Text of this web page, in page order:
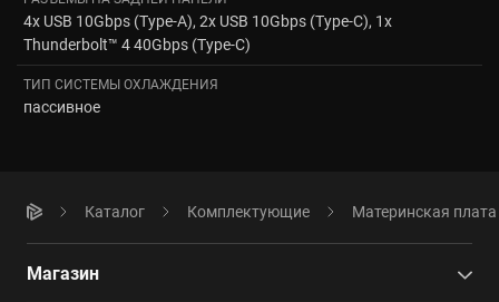
4x USB 10Gbps (Type-A), 2x USB 10Gbps (Type-C), 1x
Thunderbolt™ 4 40Gbps (Type-C)
ТИП СИСТЕМЫ ОХЛАЖДЕНИЯ
пассивное
Каталог Комплектующие Материнская плата
Магазин